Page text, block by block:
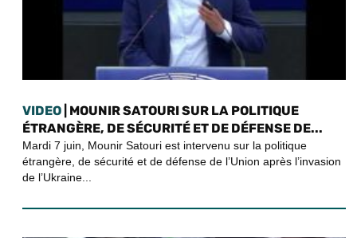
VIDEO | MOUNIR SATOURI SUR LA POLITIQUE
ÉTRANGÈRE, DE SÉCURITÉ ET DE DÉFENSE DE...
Mardi 7 juin, Mounir Satouri est intervenu sur la politique
étrangère, de sécurité et de défense de l’Union après l’invasion
de l’Ukraine...